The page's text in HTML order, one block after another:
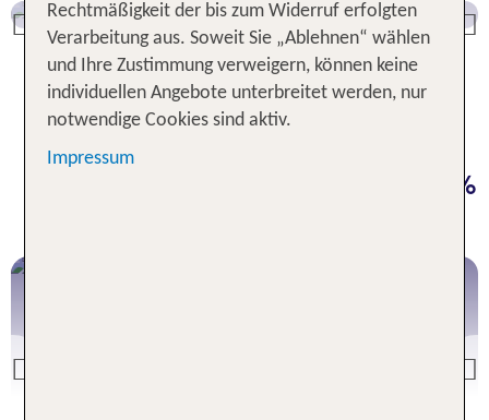
Previous Griechenland
Das Sommer-Topziel
Unsere Deals für deinen Urlaub:
Jetzt Sonne buchen & bis zu 50 %
Previous
Rechtmäßigkeit der bis zum Widerruf erfolgten
Verarbeitung aus. Soweit Sie „Ablehnen“ wählen
und Ihre Zustimmung verweigern, können keine
individuellen Angebote unterbreitet werden, nur
notwendige Cookies sind aktiv.
Impressum